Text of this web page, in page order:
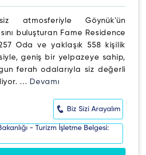
atmosferiyle Göynük'ün
buluşturan Fame Residence
Oda ve yaklaşık 558 kişilik
geniş bir yelpazeye sahip,
ferah odalarıyla siz değerli
... Devamı
Biz Sizi Arayalım
- Turizm İşletme Belgesi: